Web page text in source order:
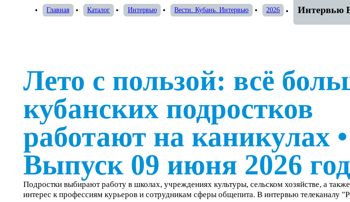
Главная Каталог Интервью Вести. Кубань. Интервью 2026 Интервью
Лето с пользой: всё
кубанских подростков
работают на каникулах •
Выпуск 09 июня 2026
Подростки выбирают работу в школах, учреждениях культуры, сельском хозяйстве, а
интерес к профессиям курьеров и сотрудникам сферы общепита. В интервью телеканалу